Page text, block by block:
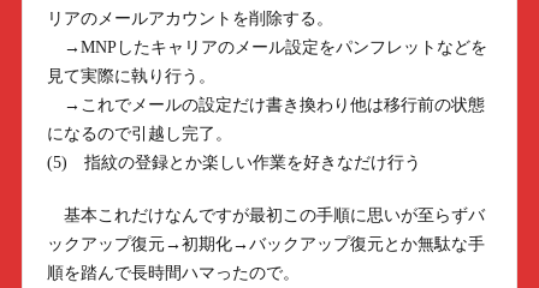
リアのメールアカウントを削除する。
→MNPしたキャリアのメール設定をパンフレットなどを
見て実際に執り行う。
→これでメールの設定だけ書き換わり他は移行前の状態
になるので引越し完了。
(5) 指紋の登録とか楽しい作業を好きなだけ行う
基本これだけなんですが最初この手順に思いが至らずバ
ックアップ復元→初期化→バックアップ復元とか無駄な手
順を踏んで長時間ハマったので。